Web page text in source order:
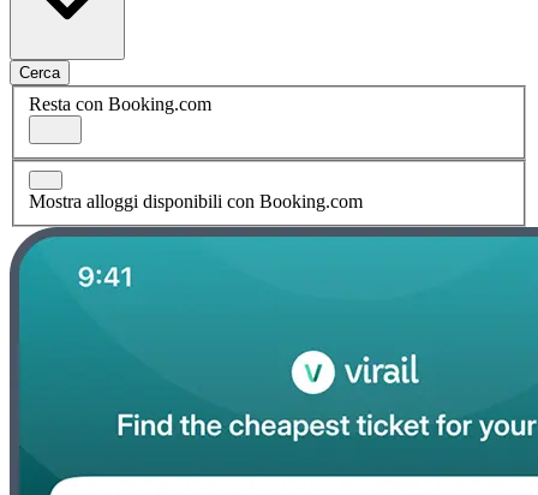
Cerca
Resta con Booking.com
Mostra alloggi disponibili con Booking.com